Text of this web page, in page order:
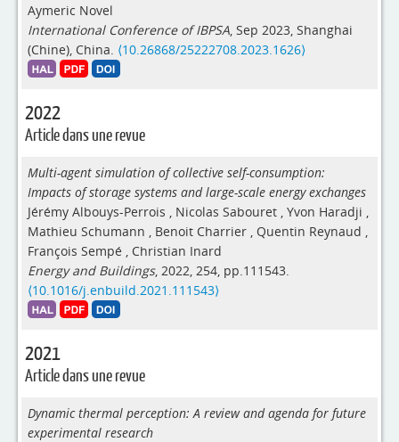
Aymeric Novel
International Conference of IBPSA, Sep 2023, Shanghai
(Chine), China. ⟨10.26868/25222708.2023.1626⟩
2022
Article dans une revue
Multi-agent simulation of collective self-consumption:
Impacts of storage systems and large-scale energy exchanges
Jérémy Albouys-Perrois , Nicolas Sabouret , Yvon Haradji ,
Mathieu Schumann , Benoit Charrier , Quentin Reynaud ,
François Sempé , Christian Inard
Energy and Buildings, 2022, 254, pp.111543.
⟨10.1016/j.enbuild.2021.111543⟩
2021
Article dans une revue
Dynamic thermal perception: A review and agenda for future
experimental research